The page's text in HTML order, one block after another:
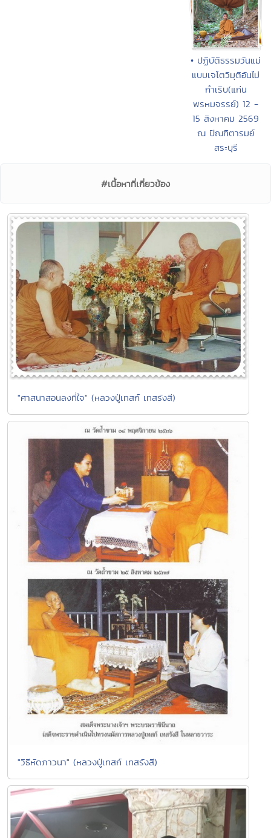
• ปฏิบัติธรรมวันแม่
แบบเจโตวิมุติอันไม่
กำเริบ(แก่น
พรหมจรรย์) 12 -
15 สิงหาคม 2569
ณ ปัณฑิตารมย์
สระบุรี
#เนื้อหาที่เกี่ยวข้อง
"ศาสนาสอนลงที่ใจ" (หลวงปู่เทสก์ เทสรังสี)
"วิธีหัดภาวนา" (หลวงปู่เทสก์ เทสรังสี)